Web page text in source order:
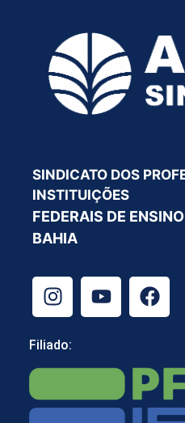
SINDICATO DOS
INSTITUIÇÕES
FEDERAIS DE
BAHIA
Filiado: